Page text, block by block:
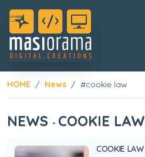
HOME News #cookie law
NEWS - COOKIE LAW
COOKIE LAW